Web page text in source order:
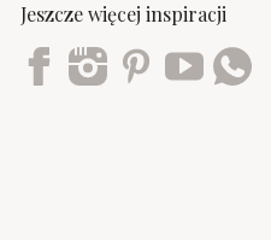
Jeszcze więcej inspiracji